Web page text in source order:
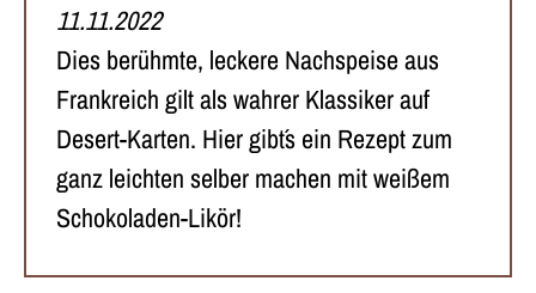
11.11.2022
Dies berühmte, leckere Nachspeise aus
Frankreich gilt als wahrer Klassiker auf
Desert-Karten. Hier gibt´s ein Rezept zum
ganz leichten selber machen mit weißem
Schokoladen-Likör!